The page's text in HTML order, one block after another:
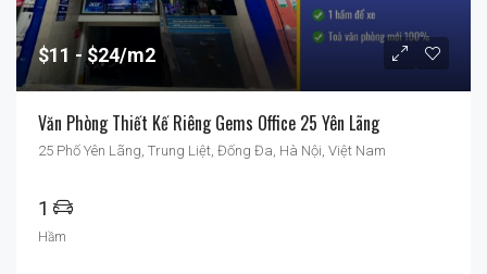
$11 $24/m2
Văn Phòng Thiết Kế Riêng Gems Office 25 Yên Lãng
25 Phố Yên Lãng, Trung Liệt, Đống Đa, Hà Nội, Việt Nam
1
Hầm